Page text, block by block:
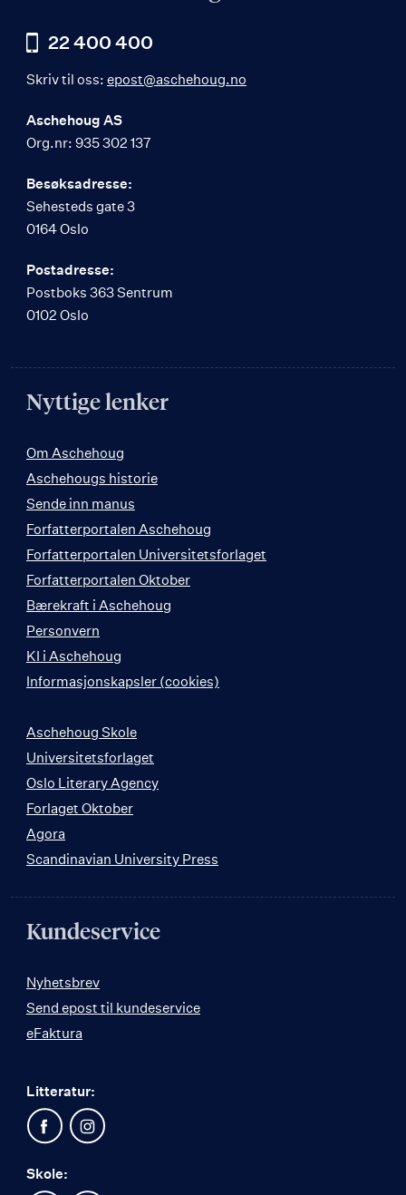
22 400 400
Skriv til oss: epost@aschehoug.no
Aschehoug AS
Org.nr: 935 302 137
Besøksadresse:
Sehesteds gate 3
0164 Oslo
Postadresse:
Postboks 363 Sentrum
0102 Oslo
Nyttige lenker
Om Aschehoug
Aschehougs historie
Sende inn manus
Forfatterportalen Aschehoug
Forfatterportalen Universitetsforlaget
Forfatterportalen Oktober
Bærekraft i Aschehoug
Personvern
KI i Aschehoug
Informasjonskapsler (cookies)
Aschehoug Skole
Universitetsforlaget
Oslo Literary Agency
Forlaget Oktober
Agora
Scandinavian University Press
Kundeservice
Nyhetsbrev
Send epost til kundeservice
eFaktura
Litteratur:
Skole: